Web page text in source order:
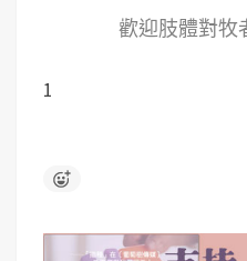
歡迎肢體對牧
1